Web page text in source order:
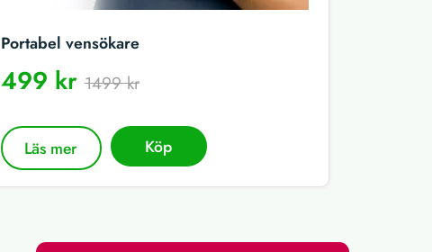
Portabel vensökare
499 kr1499 kr
Läs mer Köp